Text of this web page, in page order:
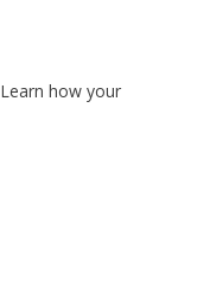
Learn how your